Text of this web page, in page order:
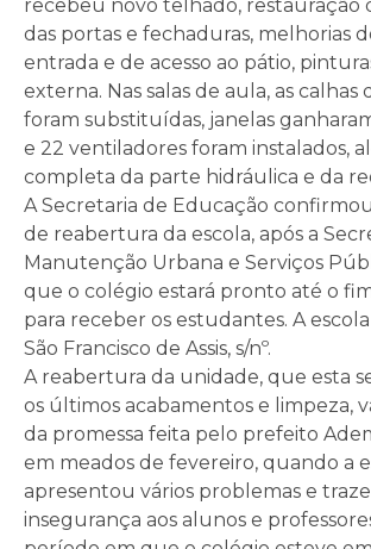
recebeu novo telhado, restauração
das portas e fechaduras, melhorias
entrada e de acesso ao pátio,
externa. Nas salas de aula, as calhas
foram substituídas, janelas
e 22 ventiladores foram instalados,
completa da parte hidráulica e da
A Secretaria de Educação
de reabertura da escola, após a
Manutenção Urbana e Serviços
que o colégio estará pronto até o
para receber os estudantes. A
São Francisco de Assis, s/nº.
A reabertura da unidade, que esta
os últimos acabamentos e limpeza,
da promessa feita pelo prefeito
em meados de fevereiro, quando a
apresentou vários problemas e
insegurança aos alunos e